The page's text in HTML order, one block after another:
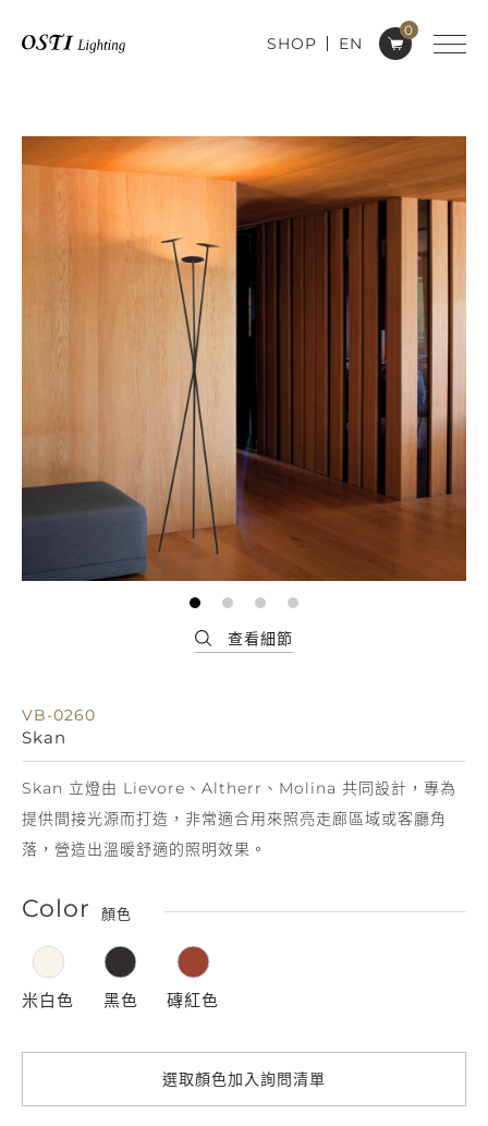
0
SHOP EN
VB-0260
Skan
Skan 立燈由 Lievore、Altherr、Molina 共同設計，專為
提供間接光源而打造，非常適合用來照亮走廊區域或客廳角
落，營造出溫暖舒適的照明效果。
Color 顏色
米白色 黑色 磚紅色
選取顏色加入詢問清單